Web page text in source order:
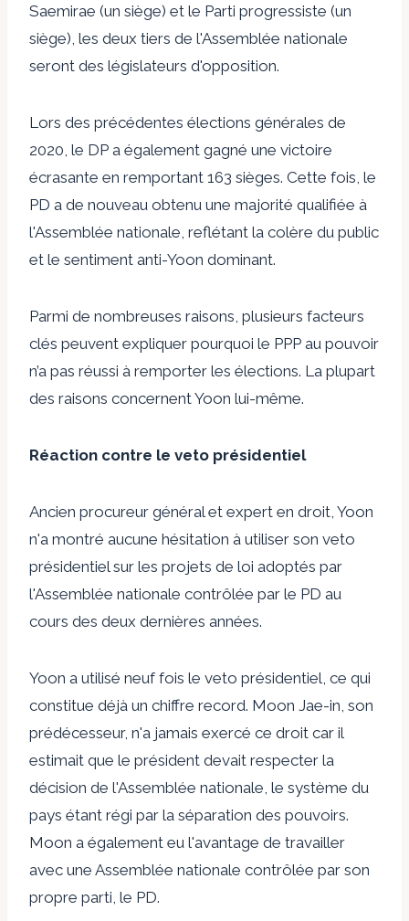
Saemirae (un siège) et le Parti progressiste (un
siège), les deux tiers de l'Assemblée nationale
seront des législateurs d'opposition.
Lors des précédentes élections générales de
2020, le DP a également gagné une victoire
écrasante en remportant 163 sièges. Cette fois, le
PD a de nouveau obtenu une majorité qualifiée à
l'Assemblée nationale, reflétant la colère du public
et le sentiment anti-Yoon dominant.
Parmi de nombreuses raisons, plusieurs facteurs
clés peuvent expliquer pourquoi le PPP au pouvoir
n’a pas réussi à remporter les élections. La plupart
des raisons concernent Yoon lui-même.
Réaction contre le veto présidentiel
Ancien procureur général et expert en droit, Yoon
n'a montré aucune hésitation à utiliser son veto
présidentiel sur les projets de loi adoptés par
l'Assemblée nationale contrôlée par le PD au
cours des deux dernières années.
Yoon a utilisé neuf fois le veto présidentiel, ce qui
constitue déjà un chiffre record. Moon Jae-in, son
prédécesseur, n'a jamais exercé ce droit car il
estimait que le président devait respecter la
décision de l'Assemblée nationale, le système du
pays étant régi par la séparation des pouvoirs.
Moon a également eu l'avantage de travailler
avec une Assemblée nationale contrôlée par son
propre parti, le PD.